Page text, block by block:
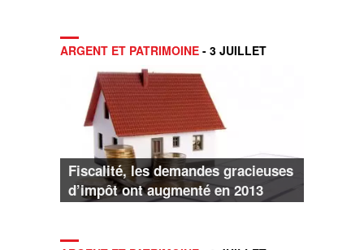
ARGENT ET PATRIMOINE - 3 JUILLET
Fiscalité, les demandes gracieuses
d’impôt ont augmenté en 2013